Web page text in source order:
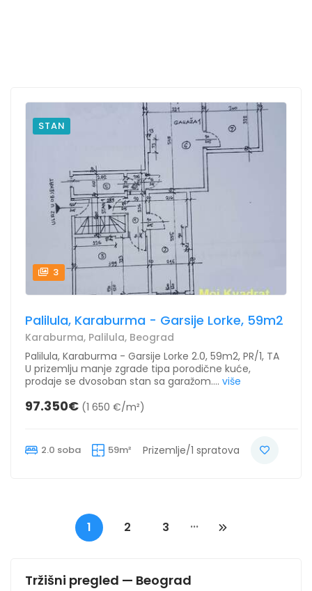
STAN
3
Palilula, Karaburma - Garsije Lorke, 59m2
Karaburma, Palilula, Beograd
Palilula, Karaburma - Garsije Lorke 2.0, 59m2, PR/1, TA
U prizemlju manje zgrade tipa porodične kuće,
prodaje se dvosoban stan sa garažom.... više
97.350€ (1 650 €/m²)
2.0 soba 59m² Prizemlje/1 spratova
1 2 3 ...
Tržišni pregled — Beograd